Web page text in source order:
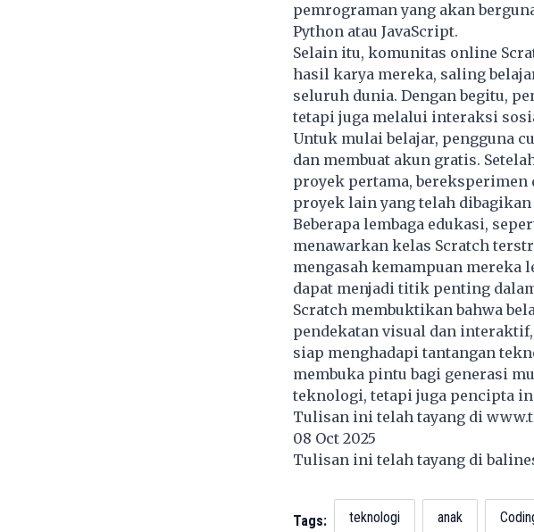
pemrograman yang akan
Python atau JavaScript.
Selain itu, komunitas online
hasil karya mereka, saling
seluruh dunia. Dengan begitu,
tetapi juga melalui interaksi
Untuk mulai belajar, pengguna
dan membuat akun gratis.
proyek pertama, bereksperimen
proyek lain yang telah
Beberapa lembaga edukasi,
menawarkan kelas Scratch
mengasah kemampuan mereka
dapat menjadi titik penting
Scratch membuktikan bahwa
pendekatan visual dan
siap menghadapi tantangan
membuka pintu bagi generasi
teknologi, tetapi juga pencipta
Tulisan ini telah tayang di
08 Oct 2025
Tulisan ini telah tayang di
Tags: teknologi anak